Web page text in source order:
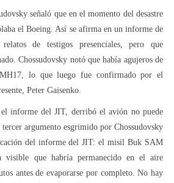
señaló que en el momento del desastre
el Boeing. Así se afirma en un informe de
de testigos presenciales, pero que
Chossudovsky notó que había agujeros de
lo que luego fue confirmado por el
Peter Gaisenko.
informe del JIT, derribó el avión no puede
argumento esgrimido por Chossudovsky
del informe del JIT: el misil Buk SAM
visible que habría permanecido en el aire
antes de evaporarse por completo. No hay